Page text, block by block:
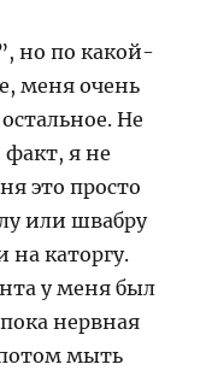
но по какой-
меня очень
Не
я не
это просто
или швабру
на каторгу.
у меня был
нервная
мыть